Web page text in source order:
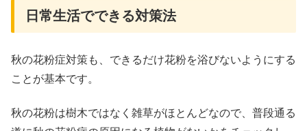
日常生活でできる対策法
秋の花粉症対策も、できるだけ花粉を浴びないようにする
ことが基本です。
秋の花粉は樹木ではなく雑草がほとんどなので、普段通る